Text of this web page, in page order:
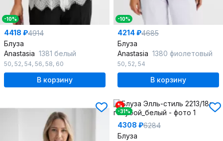
-10%
4418 ₽4914
Блуза
Anastasia 1381 белый
50, 52, 54, 56, 58, 60
В корзину
-10%
4214 ₽4685
Блуза
Anastasia 1380 фиолетовый
50, 52, 54
В корзину
%
-31%
4308 ₽6284
Блуза